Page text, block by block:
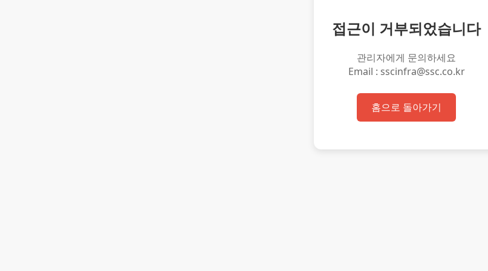
접근이 거부되었습니다
관리자에게 문의하세요
Email : sscinfra@ssc.co.kr
홈으로 돌아가기